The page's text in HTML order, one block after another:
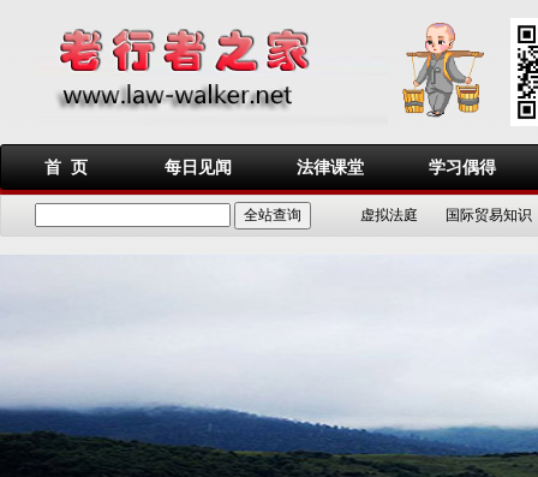
首 页 每日见闻 法律课堂 学习偶得
虚拟法庭 国际贸易知识